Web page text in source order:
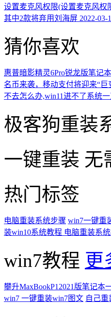
设置麦克风权限(设置麦克风权
其中2款将弃用刘海屏 2022-03-
猜你喜欢
惠普暗影精灵6Pro锐龙版笔记
名币来袭，移动支付将迎来“巨
不去怎么办,win11进不了系统一
极客狗重装
一键重装 无
热门标签
电脑重装系统步骤 win7一键重
装win10系统教程 电脑重装系
win7教程 更
攀升MaxBookP12021版笔记本
win7 一键重装win7图文 自己重